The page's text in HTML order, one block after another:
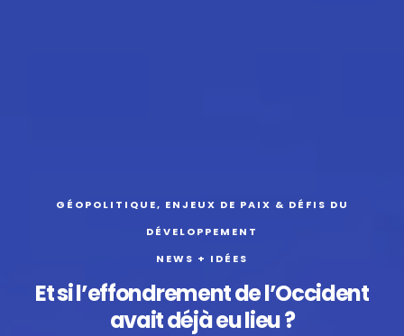
GÉOPOLITIQUE, ENJEUX DE PAIX & DÉFIS DU
DÉVELOPPEMENT
NEWS + IDÉES
Et si l’effondrement de l’Occident
avait déjà eu lieu ?